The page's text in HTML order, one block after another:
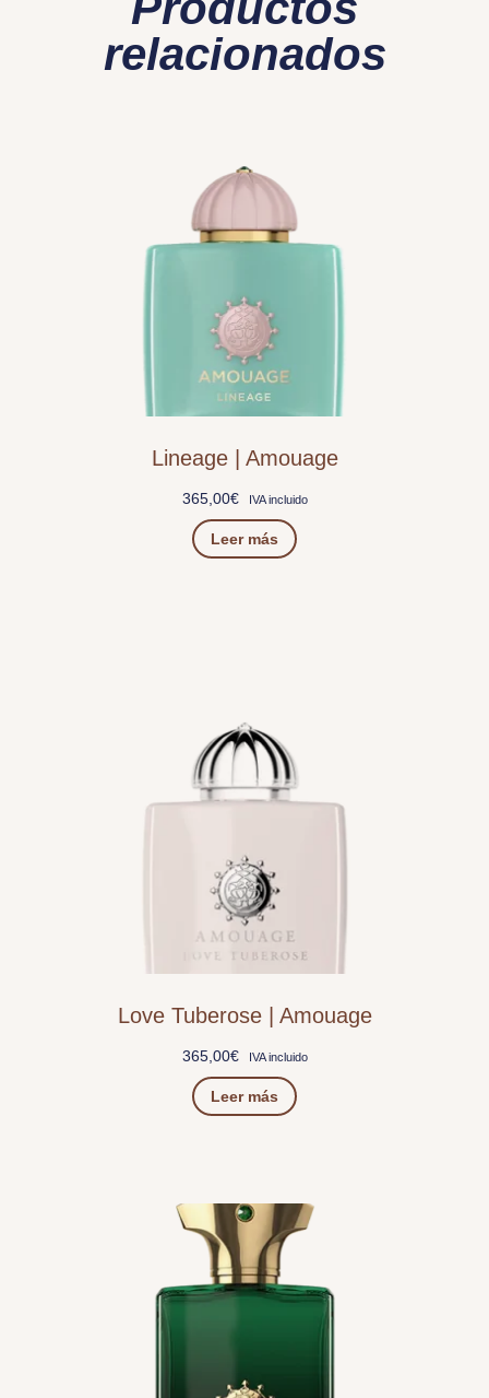
relacionados
Lineage | Amouage
365,00€ IVA incluido
Leer más
Love Tuberose | Amouage
365,00€ IVA incluido
Leer más